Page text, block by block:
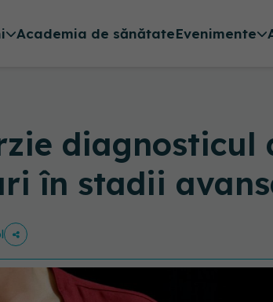
Academia de sănătateEvenimente
diagnosticul
în stadii